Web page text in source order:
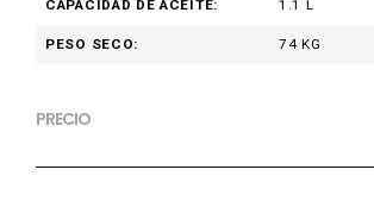
CAPACIDAD DE ACEITE: 1.1 L
PESO SECO: 74 KG
PRECIO